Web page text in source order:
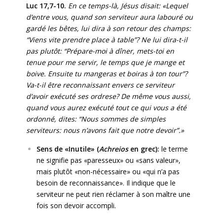
Luc 17,7-10. En ce temps-là, Jésus disait: «Lequel
d’entre vous, quand son serviteur aura labouré ou
gardé les bêtes, lui dira à son retour des champs:
“Viens vite prendre place à table”? Ne lui dira-t-il
pas plutôt: “Prépare-moi à dîner, mets-toi en
tenue pour me servir, le temps que je mange et
boive. Ensuite tu mangeras et boiras à ton tour”?
Va-t-il être reconnaissant envers ce serviteur
d’avoir exécuté ses ordrese? De même vous aussi,
quand vous aurez exécuté tout ce qui vous a été
ordonné, dites: “Nous sommes de simples
serviteurs: nous n’avons fait que notre devoir”.»
Sens de «Inutile» (Achreiosen grec): le terme
ne signifie pas «paresseux» ou «sans valeur»,
mais plutôt «non-nécessaire» ou «qui n’a pas
besoin de reconnaissance». Il indique que le
serviteur ne peut rien réclamer à son maître une
fois son devoir accompli.